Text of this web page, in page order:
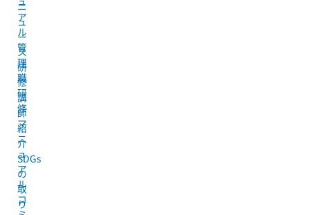
ニ
ュ
ー
ス
研
修
講
師
紹
介
SDGs
の
取
り
ア
ル
管
理
職
研
修
マ
ニ
ュ
ア
ル
コ